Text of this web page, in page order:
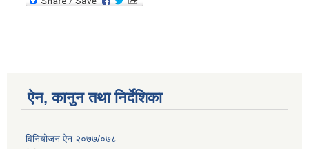
ऐन, कानुन तथा निर्देशिका
विनियोजन ऐन २०७७/०७८